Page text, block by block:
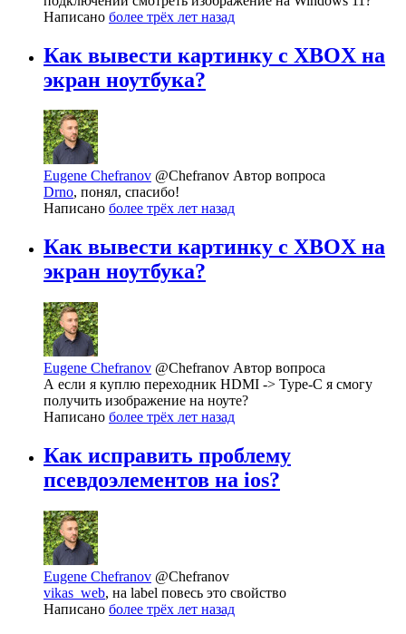
Написано более трёх лет назад
Как вывести картинку с XBOX на
экран ноутбука?
Eugene Chefranov @Chefranov Автор вопроса
Drno, понял, спасибо!
Написано более трёх лет назад
Как вывести картинку с XBOX на
экран ноутбука?
Eugene Chefranov @Chefranov Автор вопроса
А если я куплю переходник HDMI -> Type-C я смогу
получить изображение на ноуте?
Написано более трёх лет назад
Как исправить проблему
псевдоэлементов на ios?
Eugene Chefranov @Chefranov
vikas_web, на label повесь это свойство
Написано более трёх лет назад